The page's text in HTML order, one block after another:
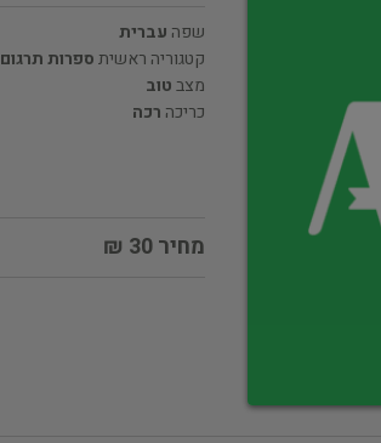
שפה עברית
קטגוריה ראשיתספרות תרגום
מצבטוב
כריכה רכה
מחיר 30 ₪